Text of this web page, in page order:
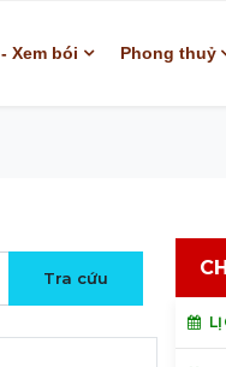
Xem bói Phong thuỷ